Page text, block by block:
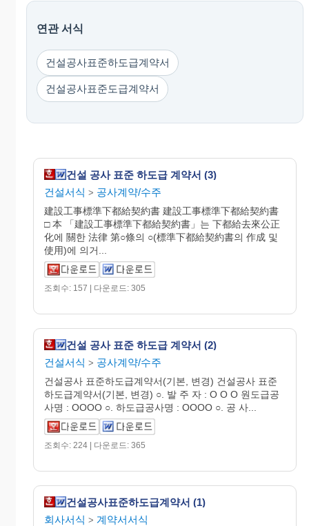
연관 서식
건설공사표준하도급계약서
건설공사표준도급계약서
건설 공사 표준 하도급 계약서 (3)
건설서식 > 공사계약/수주
建設工事標準下都給契約書 建設工事標準下都給契約書
□ 本 「建設工事標準下都給契約書」는 下都給去來公正
化에 關한 法律 第○條의 ○(標準下都給契約書의 作成 및
使用)에 의거...
조회수: 157 | 다운로드: 305
건설 공사 표준 하도급 계약서 (2)
건설서식 > 공사계약/수주
건설공사 표준하도급계약서(기본, 변경) 건설공사 표준
하도급계약서(기본, 변경) ○. 발 주 자 : O O O 원도급공
사명 : OOOO ○. 하도급공사명 : OOOO ○. 공 사...
조회수: 224 | 다운로드: 365
건설공사표준하도급계약서 (1)
회사서식 > 계약서서식